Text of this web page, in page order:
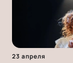
23 апреля